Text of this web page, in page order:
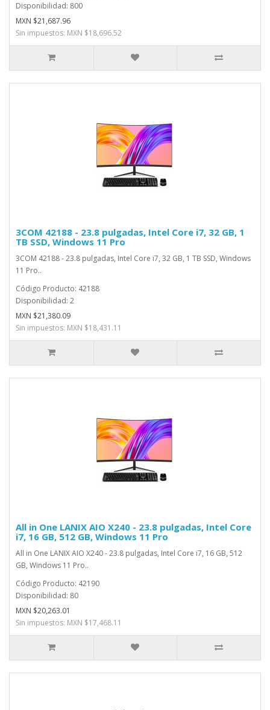
Disponibilidad: 800
MXN $21,687.96
Sin impuestos: MXN $18,696.52
3COM 42188 - 23.8 pulgadas, Intel Core i7, 32 GB, 1
TB SSD, Windows 11 Pro
3COM 42188 - 23.8 pulgadas, Intel Core i7, 32 GB, 1 TB SSD, Windows
11 Pro..
Código Producto: 42188
Disponibilidad: 2
MXN $21,380.09
Sin impuestos: MXN $18,431.11
All in One LANIX AIO X240 - 23.8 pulgadas, Intel Core
i7, 16 GB, 512 GB, Windows 11 Pro
All in One LANIX AIO X240 - 23.8 pulgadas, Intel Core i7, 16 GB, 512
GB, Windows 11 Pro..
Código Producto: 42190
Disponibilidad: 80
MXN $20,263.01
Sin impuestos: MXN $17,468.11